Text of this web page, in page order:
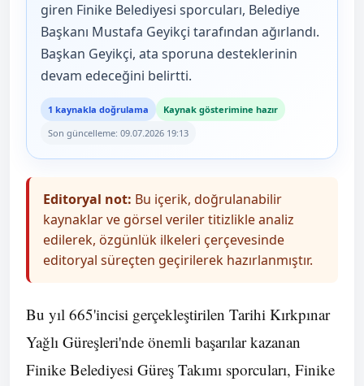
giren Finike Belediyesi sporcuları, Belediye
Başkanı Mustafa Geyikçi tarafından ağırlandı.
Başkan Geyikçi, ata sporuna desteklerinin
devam edeceğini belirtti.
1 kaynakla doğrulama
Kaynak gösterimine hazır
Son güncelleme: 09.07.2026 19:13
Editoryal not: Bu içerik, doğrulanabilir
kaynaklar ve görsel veriler titizlikle analiz
edilerek, özgünlük ilkeleri çerçevesinde
editoryal süreçten geçirilerek hazırlanmıştır.
Bu yıl 665'incisi gerçekleştirilen Tarihi Kırkpınar
Yağlı Güreşleri'nde önemli başarılar kazanan
Finike Belediyesi Güreş Takımı sporcuları, Finike